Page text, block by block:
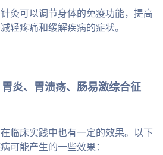
灸可以调节身体的免疫功能，提高
轻疼痛和缓解疾病的症状。
炎、胃溃疡、肠易激综合征
临床实践中也有一定的效果。以下
可能产生的一些效果：